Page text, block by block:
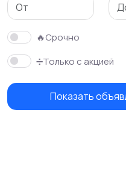
Стройматериалы и
инструменты
🔥Срочно
➗Только с акцией
Показать